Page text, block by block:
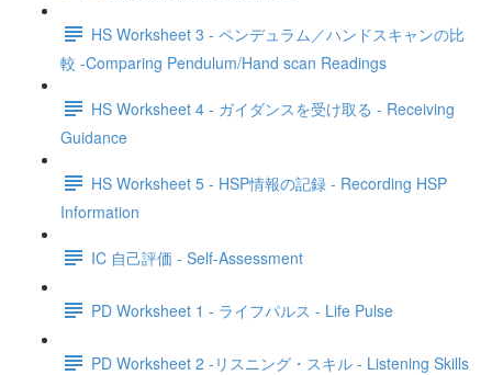
HS Worksheet 3 - ペンデュラム／ハンドスキャンの比
較 -Comparing Pendulum/Hand scan Readings
HS Worksheet 4 - ガイダンスを受け取る - Receiving
Guidance
HS Worksheet 5 - HSP情報の記録 - Recording HSP
Information
IC 自己評価 - Self-Assessment
PD Worksheet 1 - ライフパルス - Life Pulse
PD Worksheet 2 -リスニング・スキル - Listening Skills